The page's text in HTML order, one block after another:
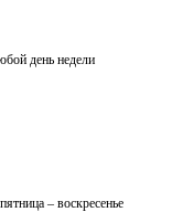
день недели
– воскресенье